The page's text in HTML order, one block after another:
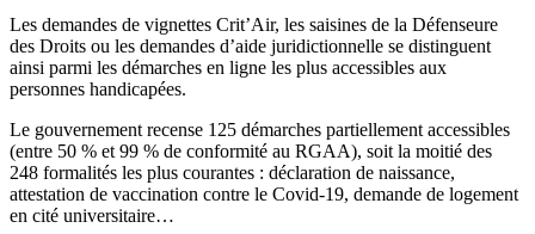
Les demandes de vignettes Crit’Air, les saisines de la Défenseure
des Droits ou les demandes d’aide juridictionnelle se distinguent
ainsi parmi les démarches en ligne les plus accessibles aux
personnes handicapées.
Le gouvernement recense 125 démarches partiellement accessibles
(entre 50 % et 99 % de conformité au RGAA), soit la moitié des
248 formalités les plus courantes : déclaration de naissance,
attestation de vaccination contre le Covid-19, demande de logement
en cité universitaire…